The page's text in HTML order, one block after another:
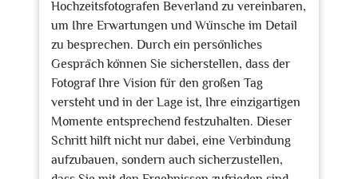
Hochzeitsfotografen Beverland zu vereinbaren,
um Ihre Erwartungen und Wünsche im Detail
zu besprechen. Durch ein persönliches
Gespräch können Sie sicherstellen, dass der
Fotograf Ihre Vision für den großen Tag
versteht und in der Lage ist, Ihre einzigartigen
Momente entsprechend festzuhalten. Dieser
Schritt hilft nicht nur dabei, eine Verbindung
aufzubauen, sondern auch sicherzustellen,